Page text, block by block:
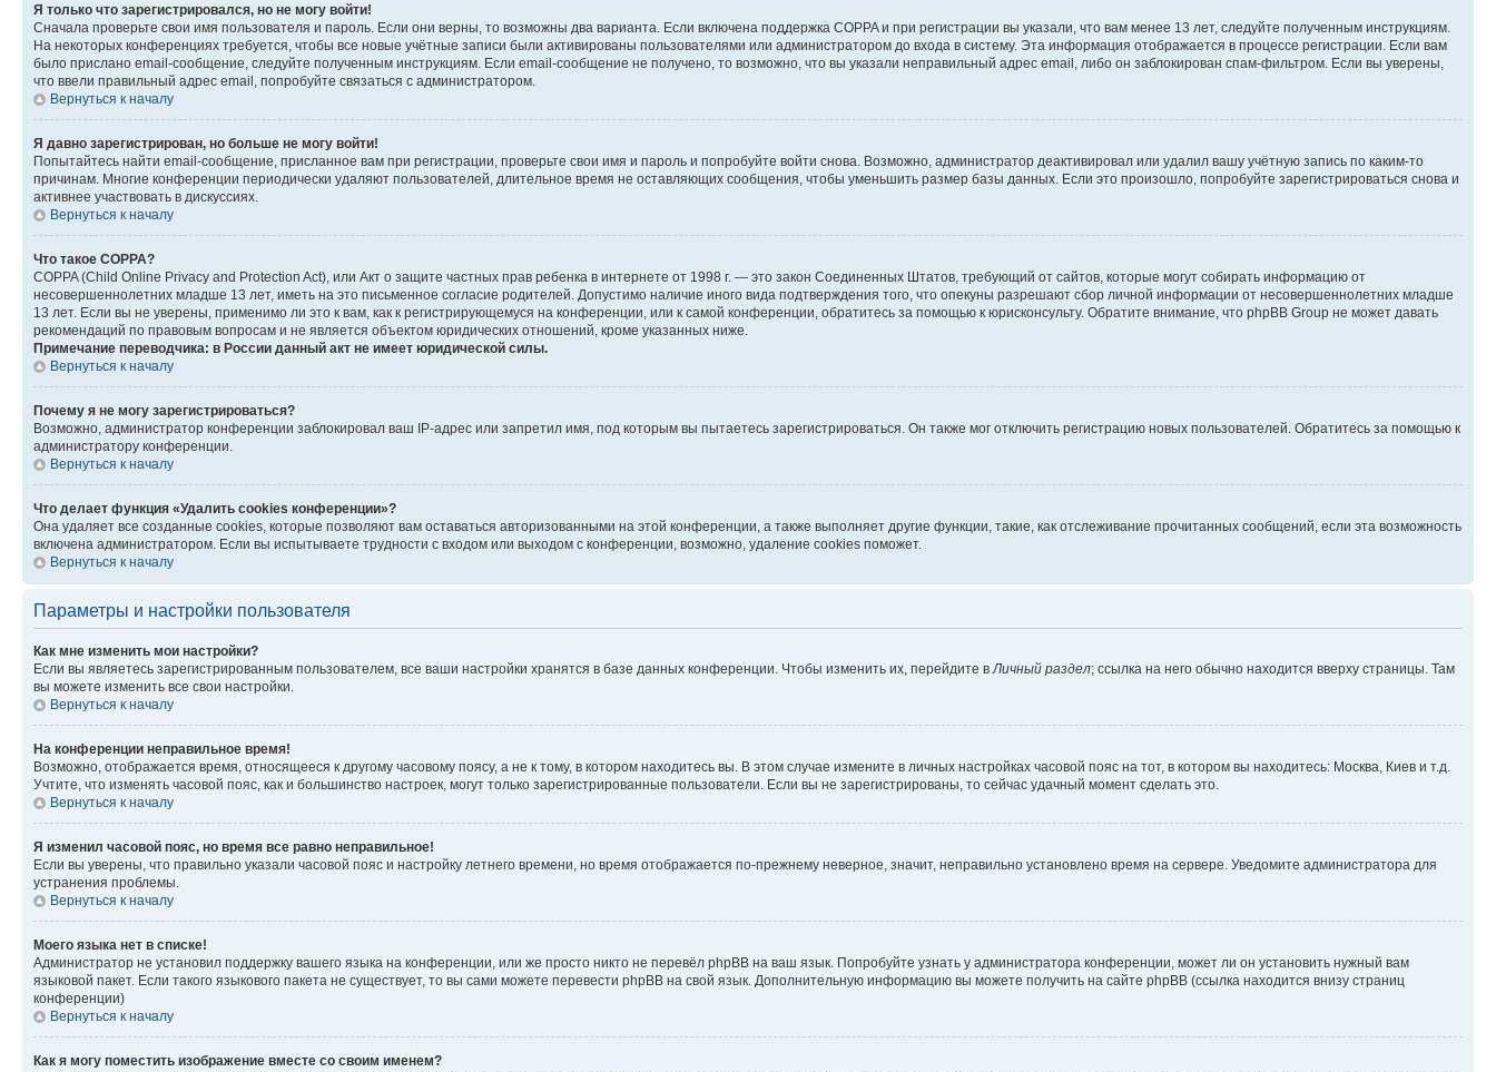
Я только что зарегистрировался, но не могу войти!
Сначала проверьте свои имя пользователя и пароль. Если они верны, то возможны два варианта. Если включена поддержка COPPA и при регистрации вы указали, что вам менее 13 лет, следуйте полученным инструкциям.
На некоторых конференциях требуется, чтобы все новые учётные записи были активированы пользователями или администратором до входа в систему. Эта информация отображается в процессе регистрации. Если вам
было прислано email-сообщение, следуйте полученным инструкциям. Если email-сообщение не получено, то возможно, что вы указали неправильный адрес email, либо он заблокирован спам-фильтром. Если вы уверены,
что ввели правильный адрес email, попробуйте связаться с администратором.
Вернуться к началу
Я давно зарегистрирован, но больше не могу войти!
Попытайтесь найти email-сообщение, присланное вам при регистрации, проверьте свои имя и пароль и попробуйте войти снова. Возможно, администратор деактивировал или удалил вашу учётную запись по каким-то
причинам. Многие конференции периодически удаляют пользователей, длительное время не оставляющих сообщения, чтобы уменьшить размер базы данных. Если это произошло, попробуйте зарегистрироваться снова и
активнее участвовать в дискуссиях.
Вернуться к началу
Что такое COPPA?
COPPA (Child Online Privacy and Protection Act), или Акт о защите частных прав ребенка в интернете от 1998 г. — это закон Соединенных Штатов, требующий от сайтов, которые могут собирать информацию от
несовершеннолетних младше 13 лет, иметь на это письменное согласие родителей. Допустимо наличие иного вида подтверждения того, что опекуны разрешают сбор личной информации от несовершеннолетних младше
13 лет. Если вы не уверены, применимо ли это к вам, как к регистрирующемуся на конференции, или к самой конференции, обратитесь за помощью к юрисконсульту. Обратите внимание, что phpBB Group не может давать
рекомендаций по правовым вопросам и не является объектом юридических отношений, кроме указанных ниже.
Примечание переводчика: в России данный акт не имеет юридической силы.
Вернуться к началу
Почему я не могу зарегистрироваться?
Возможно, администратор конференции заблокировал ваш IP-адрес или запретил имя, под которым вы пытаетесь зарегистрироваться. Он также мог отключить регистрацию новых пользователей. Обратитесь за помощью к
администратору конференции.
Вернуться к началу
Что делает функция «Удалить cookies конференции»?
Она удаляет все созданные cookies, которые позволяют вам оставаться авторизованными на этой конференции, а также выполняет другие функции, такие, как отслеживание прочитанных сообщений, если эта возможность
включена администратором. Если вы испытываете трудности с входом или выходом с конференции, возможно, удаление cookies поможет.
Вернуться к началу
Параметры и настройки пользователя
Как мне изменить мои настройки?
Если вы являетесь зарегистрированным пользователем, все ваши настройки хранятся в базе данных конференции. Чтобы изменить их, перейдите в Личный раздел; ссылка на него обычно находится вверху страницы. Там
вы можете изменить все свои настройки.
Вернуться к началу
На конференции неправильное время!
Возможно, отображается время, относящееся к другому часовому поясу, а не к тому, в котором находитесь вы. В этом случае измените в личных настройках часовой пояс на тот, в котором вы находитесь: Москва, Киев и т.д.
Учтите, что изменять часовой пояс, как и большинство настроек, могут только зарегистрированные пользователи. Если вы не зарегистрированы, то сейчас удачный момент сделать это.
Вернуться к началу
Я изменил часовой пояс, но время все равно неправильное!
Если вы уверены, что правильно указали часовой пояс и настройку летнего времени, но время отображается по-прежнему неверное, значит, неправильно установлено время на сервере. Уведомите администратора для
устранения проблемы.
Вернуться к началу
Моего языка нет в списке!
Администратор не установил поддержку вашего языка на конференции, или же просто никто не перевёл phpBB на ваш язык. Попробуйте узнать у администратора конференции, может ли он установить нужный вам
языковой пакет. Если такого языкового пакета не существует, то вы сами можете перевести phpBB на свой язык. Дополнительную информацию вы можете получить на сайте phpBB (ссылка находится внизу страниц
конференции)
Вернуться к началу
Как я могу поместить изображение вместе со своим именем?